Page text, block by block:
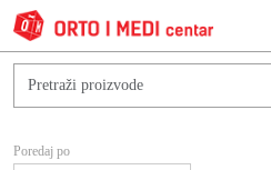
Poredaj po